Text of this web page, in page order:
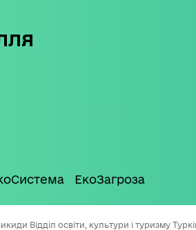
ЕкоЗагроза
Відділ освіти, культури і туризму